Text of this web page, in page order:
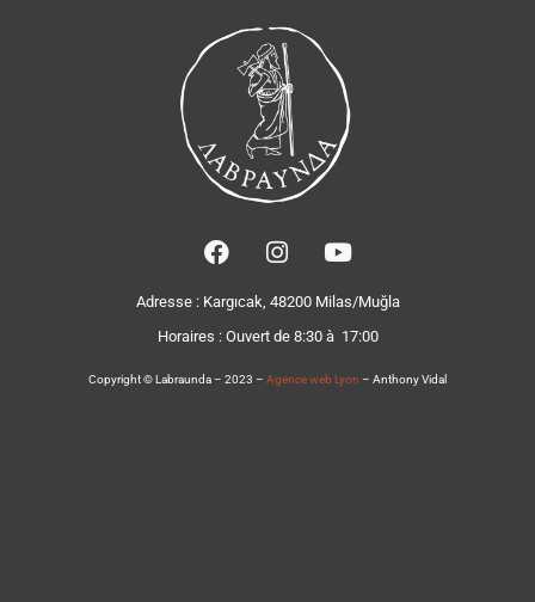
Adresse : Kargıcak, 48200 Milas/Muğla
Horaires : Ouvert de 8:30 à 17:00
Copyright © Labraunda – 2023 – Agence web Lyon – Anthony Vidal